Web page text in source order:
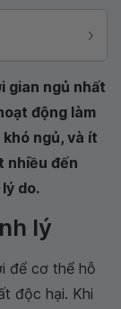
gian ngủ nhất
động làm
ngủ, và ít
nhiều đến
do.
lý
để cơ thể hỗ
độc hại. Khi